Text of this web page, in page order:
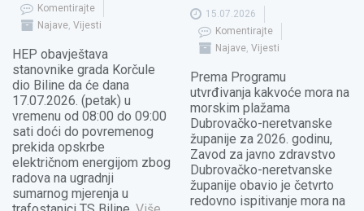
Komentirajte
Najave Vijesti
HEP obavještava
stanovnike grada Korčule
dio Biline da će dana
17.07.2026. (petak) u
vremenu od 08:00 do 09:00
sati doći do povremenog
prekida opskrbe
električnom energijom zbog
radova na ugradnji
sumarnog mjerenja u
15.07.2026
Komentirajte
Najave ,Vijesti
Prema Programu
utvrđivanja kakvoće mora na
morskim plažama
Dubrovačko-neretvanske
županije za 2026. godinu,
Zavod za javno zdravstvo
Dubrovačko-neretvanske
županije obavio je četvrto
redovno ispitivanje mora na